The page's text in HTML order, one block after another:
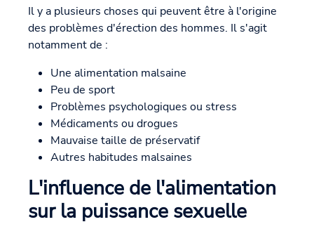
Il y a plusieurs choses qui peuvent être à l'origine
des problèmes d'érection des hommes. Il s'agit
notamment de :
Une alimentation malsaine
Peu de sport
Problèmes psychologiques ou stress
Médicaments ou drogues
Mauvaise taille de préservatif
Autres habitudes malsaines
L'influence de l'alimentation
sur la puissance sexuelle